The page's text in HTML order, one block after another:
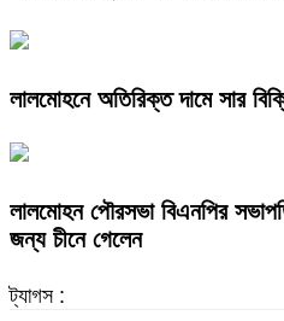
লালমোহনে অতিরিক্ত দামে সার
লালমোহন পৌরসভা বিএনপির
জন্য চীনে গেলেন
ট্যাগস :